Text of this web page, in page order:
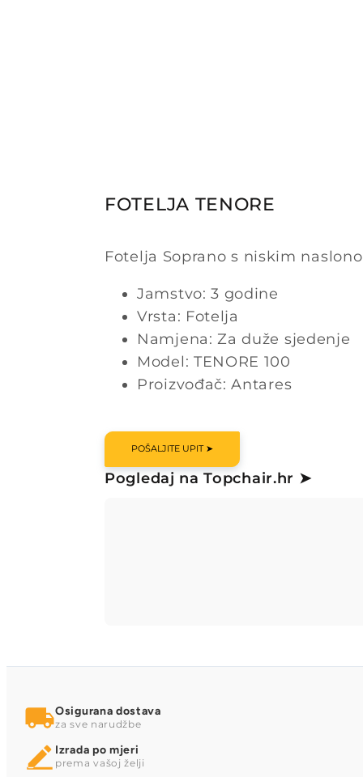
FOTELJA TENORE
Fotelja Soprano s niskim
Jamstvo: 3 godine
Vrsta: Fotelja
Namjena: Za duže sjedenje
Model: TENORE 100
Proizvođač: Antares
POŠALJITE UPIT ➤
Pogledaj na Topchair.hr ➤
Osigurana dostava
za sve narudžbe
Izrada po mjeri
prema vašoj želji